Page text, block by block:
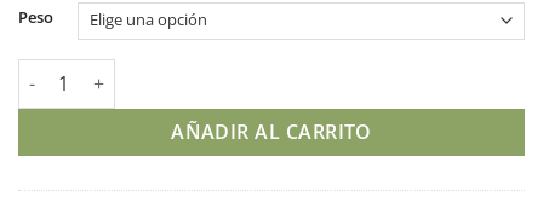
Peso
GIRASOL GRANDE cantidad
AÑADIR AL CARRITO